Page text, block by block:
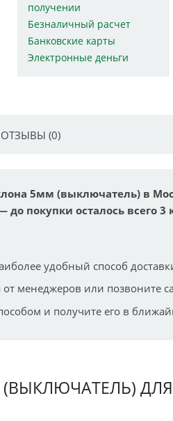
получении
Безналичный расчет
Банковские карты
Электронные деньги
ОТЗЫВЫ (0)
5мм (выключатель) в
до покупки осталось всего 3
удобный способ
менеджеров или позвоните
и получите его в
ДЛЯ